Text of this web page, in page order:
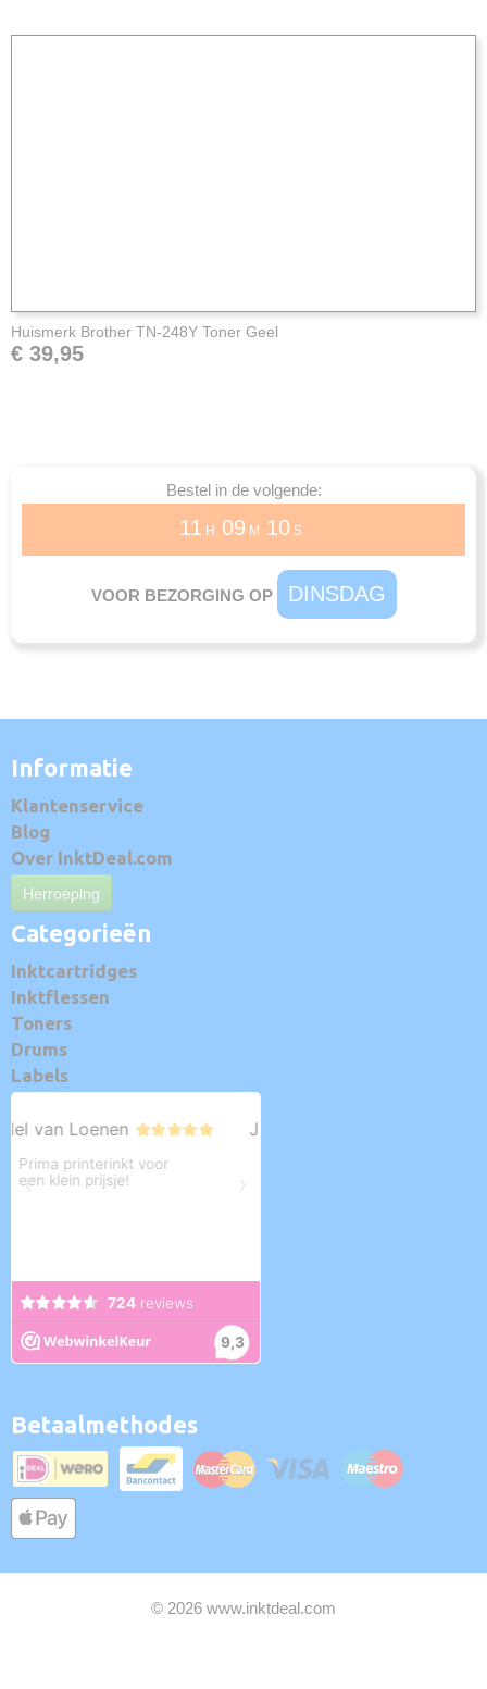
Huismerk Brother TN-248Y Toner Geel
€ 39,95
Bestel in de volgende:
11 H 09 M 10S
VOOR BEZORGING OP DINSDAG
Informatie
Klantenservice
Blog
Over InktDeal.com
Herroeping
Categorieën
Inktcartridges
Inktflessen
Toners
Drums
Labels
Betaalmethodes
© 2026 www.inktdeal.com